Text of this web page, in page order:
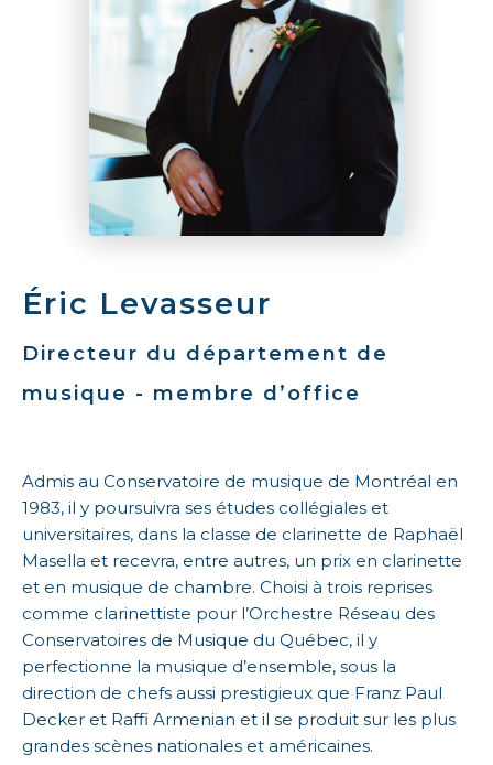
Éric Levasseur
Directeur du département de
musique - membre d’office
Admis au Conservatoire de musique de Montréal en
1983, il y poursuivra ses études collégiales et
universitaires, dans la classe de clarinette de Raphaël
Masella et recevra, entre autres, un prix en clarinette
et en musique de chambre. Choisi à trois reprises
comme clarinettiste pour l’Orchestre Réseau des
Conservatoires de Musique du Québec, il y
perfectionne la musique d’ensemble, sous la
direction de chefs aussi prestigieux que Franz Paul
Decker et Raffi Armenian et il se produit sur les plus
grandes scènes nationales et américaines.